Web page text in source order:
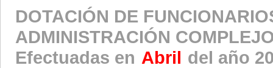
DOTACIÓN DE
ADMINISTRACIÓN
Efectuadas en Abril del año